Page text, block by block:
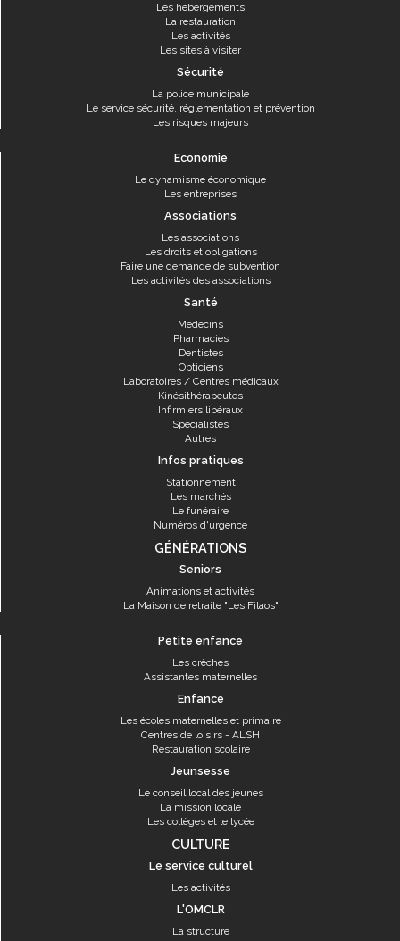
Les hébergements
La restauration
Les activités
Les sites à visiter
Sécurité
La police municipale
Le service sécurité, réglementation et prévention
Les risques majeurs
Economie
Le dynamisme économique
Les entreprises
Associations
Les associations
Les droits et obligations
Faire une demande de subvention
Les activités des associations
Santé
Médecins
Pharmacies
Dentistes
Opticiens
Laboratoires / Centres médicaux
Kinésithérapeutes
Infirmiers libéraux
Spécialistes
Autres
Infos pratiques
Stationnement
Les marchés
Le funéraire
Numéros d'urgence
GÉNÉRATIONS
Seniors
Animations et activités
La Maison de retraite "Les Filaos"
Petite enfance
Les crèches
Assistantes maternelles
Enfance
Les écoles maternelles et primaire
Centres de loisirs - ALSH
Restauration scolaire
Jeunsesse
Le conseil local des jeunes
La mission locale
Les collèges et le lycée
CULTURE
Le service culturel
Les activités
L'OMCLR
La structure